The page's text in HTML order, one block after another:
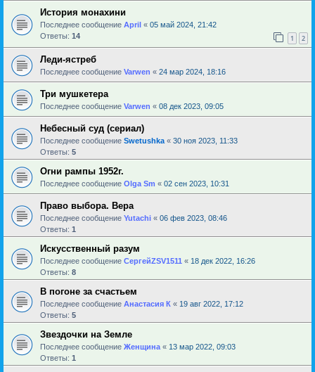
История монахини
Последнее сообщение April « 05 май 2024, 21:42
Ответы: 14 1 2
Леди-ястреб
Последнее сообщение Varwen « 24 мар 2024, 18:16
Три мушкетера
Последнее сообщение Varwen « 08 дек 2023, 09:05
Небесный суд (сериал)
Последнее сообщение Swetushka « 30 ноя 2023, 11:33
Ответы: 5
Огни рампы 1952г.
Последнее сообщение Olga Sm « 02 сен 2023, 10:31
Право выбора. Вера
Последнее сообщение Yutachi « 06 фев 2023, 08:46
Ответы: 1
Искусственный разум
Последнее сообщение СергейZSV1511 « 18 дек 2022, 16:26
Ответы: 8
В погоне за счастьем
Последнее сообщение Анастасия К « 19 авг 2022, 17:12
Ответы: 5
Звездочки на Земле
Последнее сообщение Женщина « 13 мар 2022, 09:03
Ответы: 1